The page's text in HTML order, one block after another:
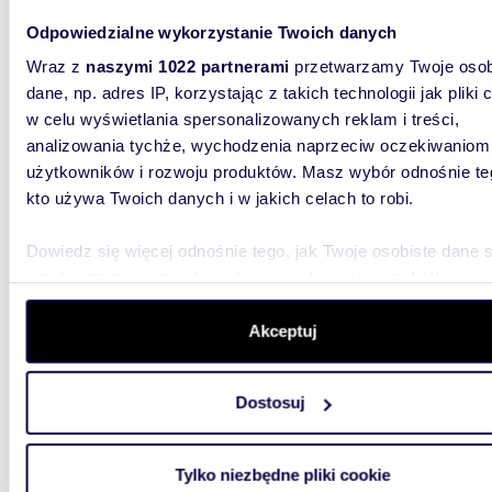
Odpowiedzialne wykorzystanie Twoich danych
Wraz z naszymi 1022 partnerami przetwarzamy Twoje
dane, np. adres IP, korzystając z takich technologii jak pliki
w celu wyświetlania spersonalizowanych reklam i treści,
analizowania tychże, wychodzenia naprzeciw oczekiwaniom
użytkowników i rozwoju produktów. Masz wybór odnośnie
kto używa Twoich danych i w jakich celach to robi.
Dowiedz się więcej odnośnie tego, jak Twoje osobiste dane
szczegółów. W Deklaracji plików cookie możesz zmienić
wycofać swoją zgodę w dowolnej chwili.
aby oferować funkcje społecznościowe i analizować ruch w
witrynie. Informacje o tym, jak korzystasz z naszej witryny,
analitycznym. Partnerzy mogą połączyć te informacje z
Akceptuj
Dostosuj
Tylko niezbędne pliki cookie
142 m
Sprzedam luksusowy dom 142 m² z ogrodem i
2
|